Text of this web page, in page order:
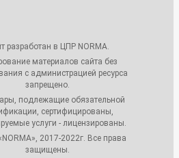
разработан в ЦПР NORMA.
материалов сайта без
с администрацией ресурса
запрещено.
подлежащие обязательной
сертифицированы,
услуги - лицензированы.
2017-2022г. Все права
защищены.